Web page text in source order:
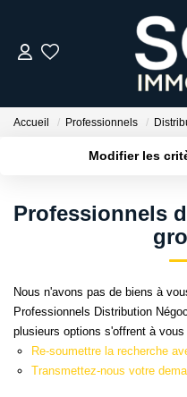
Accueil Professionnels
Modifier les
Type de bien
Créer une alerte
Professionnels
Nous n'avons pas de biens à
Professionnels Distribution
plusieurs options s'offrent à vous
Re-soumettre la recherche
Transmettez-nous votre